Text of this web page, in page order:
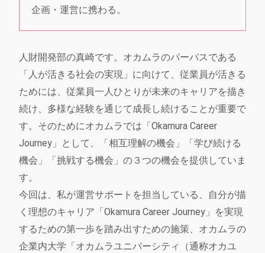
企画・運営に携わる。
人財開発部の真崎です。オカムラのパーパスである
「人が活きる社会の実現」に向けて、従業員が活きる
ためには、従業員一人ひとりが未来のキャリアを描き
続け、多様な経験を通じて成長し続けることが重要で
す。そのためにオカムラでは「Okamura Career
Journey」として、「相互理解の機会」「学び続ける
機会」「挑戦する機会」の３つの機会を提供していま
す。
今回は、私が運営サポートを担当している、自分が描
く理想のキャリア「Okamura Career Journey」を実現
するための第一歩を踏み出すための施策、オカムラの
企業内大学「オカムラユニバーシティ（通称オカユ